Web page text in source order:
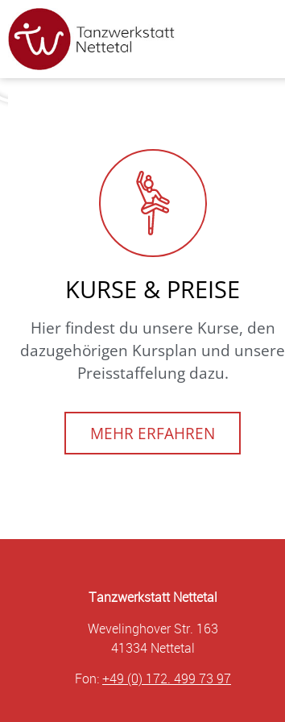
KURSE & PREISE
Hier findest du unsere Kurse, den
dazugehörigen Kursplan und unsere
Preisstaffelung dazu.
MEHR ERFAHREN
Tanzwerkstatt Nettetal
Wevelinghover Str. 163
41334 Nettetal
Fon:+49 (0) 172. 499 73 97